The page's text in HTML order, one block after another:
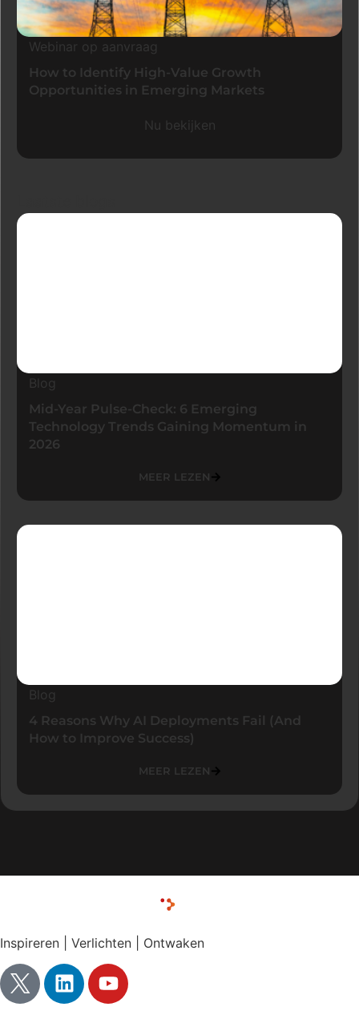
Webinar op aanvraag
How to Identify High-Value Growth
Opportunities in Emerging Markets
Nu bekijken
Blog
Mid-Year Pulse-Check: 6 Emerging
Technology Trends Gaining Momentum in
2026
MEER LEZEN
Blog
4 Reasons Why AI Deployments Fail (And
How to Improve Success)
MEER LEZEN
Inspireren | Verlichten | Ontwaken